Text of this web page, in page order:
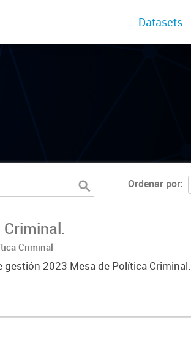
Datasets
Ordenar por
Criminal
2023 Mesa de Política Criminal.